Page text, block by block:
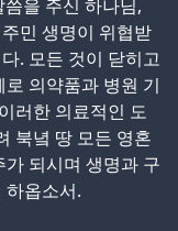
을 주신 하나님,
민 생명이 위협받
. 모든 것이 닫히고
의약품과 병원 기
러한 의료적인 도
북녘 땅 모든 영혼
되시며 생명과 구
하옵소서.